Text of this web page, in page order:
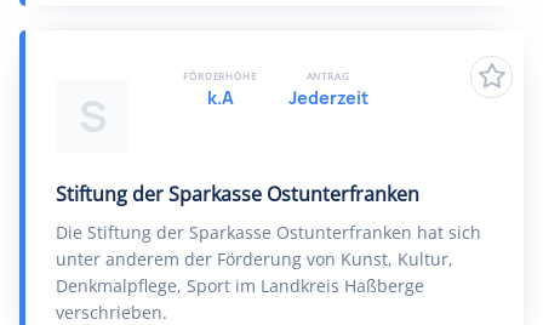
S
Stiftung der Sparkasse Ostunterfranken
Die Stiftung der Sparkasse Ostunterfranken hat sich
unter anderem der Förderung von Kunst, Kultur,
Denkmalpflege, Sport im Landkreis Haßberge
verschrieben.
FÖRDERHÖHE
k.A
ANTRAG
Jederzeit